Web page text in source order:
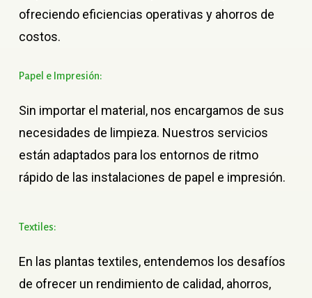
ofreciendo eficiencias operativas y ahorros de
costos.
Papel e Impresión:
Sin importar el material, nos encargamos de sus
necesidades de limpieza. Nuestros servicios
están adaptados para los entornos de ritmo
rápido de las instalaciones de papel e impresión.
Textiles:
En las plantas textiles, entendemos los desafíos
de ofrecer un rendimiento de calidad, ahorros,